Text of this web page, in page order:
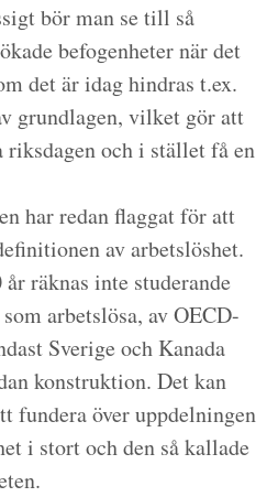
bör man se till så
befogenheter när det
det är idag hindras t.ex.
grundlagen, vilket gör att
riksdagen och i stället få en
har redan flaggat för att
av arbetslöshet.
räknas inte studerande
arbetslösa, av OECD-
Sverige och Kanada
konstruktion. Det kan
fundera över uppdelningen
i stort och den så kallade